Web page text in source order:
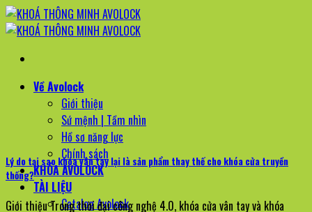
Bỏ
qua
dung
Về Avolock
Giới thiệu
Sứ mệnh | Tầm nhìn
Hồ sơ năng lực
Chính sách
KHÓA AVOLOCK
TÀI LIỆU
Catalog Avolock
Lý do tại sao khóa vân tay lại là sản phẩm thay thế cho khóa cửa truyền
thống?
Giới thiệu Trong thời đại công nghệ 4.0, khóa cửa vân tay và khóa